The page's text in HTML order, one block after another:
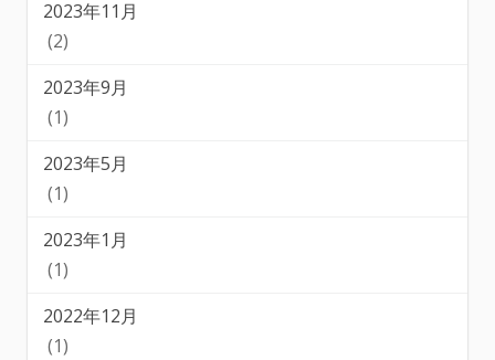
2023年11月
(2)
2023年9月
(1)
2023年5月
(1)
2023年1月
(1)
2022年12月
(1)